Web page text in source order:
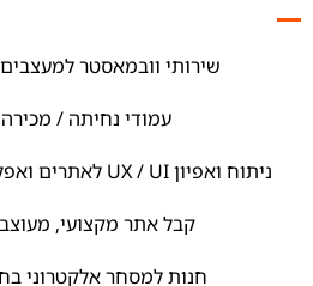
שירותי וובמאסטר למעצבים
עמודי נחיתה /
ניתוח ואפיון UX / UI לאתרים ואפליקציות אנדרואיד ואפל
קבל אתר מקצועי, מעוצב
חנות למסחר אלקטרוני